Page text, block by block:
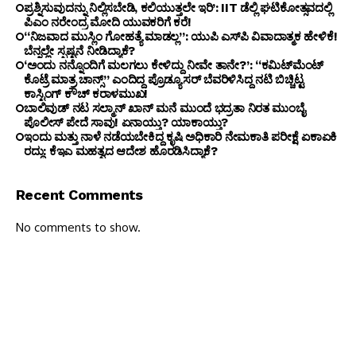
ಪ್ರಶ್ನಿಸುವುದನ್ನು ನಿಲ್ಲಿಸಬೇಡಿ, ಕಲಿಯುತ್ತಲೇ ಇರಿ’: IIT ಡೆಲ್ಲಿ ಘಟಿಕೋತ್ಸವದಲ್ಲಿ
ಪಿಎಂ ನರೇಂದ್ರ ಮೋದಿ ಯುವಕರಿಗೆ ಕರೆ!
“ನಿಜವಾದ ಮುಸ್ಲಿಂ ಗೋಹತ್ಯೆ ಮಾಡಲ್ಲ”: ಯುಪಿ ಎಸ್‌ಪಿ ವಿವಾದಾತ್ಮಕ ಹೇಳಿಕೆ!
ಬೆನ್ನಲ್ಲೇ ಸ್ಪಷ್ಟನೆ ನೀಡಿದ್ಯಾಕೆ?
‘ಅಂದು ನನ್ನೊಂದಿಗೆ ಮಲಗಲು ಕೇಳಿದ್ದು ನೀವೇ ತಾನೇ?’: “ಕಮಿಟ್‌ಮೆಂಟ್
ಕೊಟ್ರೆ ಮಾತ್ರ ಚಾನ್ಸ್” ಎಂದಿದ್ದ ಪ್ರೊಡ್ಯೂಸರ್ ಬೆವರಿಳಿಸಿದ್ದ ನಟಿ ಬಿಚ್ಚಿಟ್ಟ
ಕಾಸ್ಟಿಂಗ್ ಕೌಚ್ ಕರಾಳಮುಖ!
ಬಾಲಿವುಡ್ ನಟ ಸಲ್ಮಾನ್ ಖಾನ್ ಮನೆ ಮುಂದೆ ಭದ್ರತಾ ನಿರತ ಮುಂಬೈ
ಪೊಲೀಸ್ ಪೇದೆ ಸಾವು! ಏನಾಯ್ತು? ಯಾಕಾಯ್ತು?
ಇಂದು ಮತ್ತು ನಾಳೆ ನಡೆಯಬೇಕಿದ್ದ ಕೃಷಿ ಅಧಿಕಾರಿ ನೇಮಕಾತಿ ಪರೀಕ್ಷೆ ಏಕಾಏಕಿ
ರದ್ದು: ಕೆಇಎ ಮಹತ್ವದ ಆದೇಶ ಹೊರಡಿಸಿದ್ಯಾಕೆ?
Recent Comments
No comments to show.